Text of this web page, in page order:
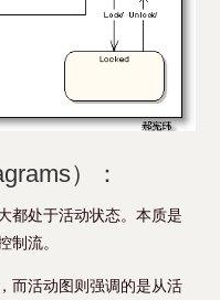
）：
都处于活动状态。本质是
制流。
而活动图则强调的是从活